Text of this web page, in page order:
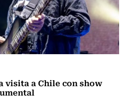
visita a Chile con show